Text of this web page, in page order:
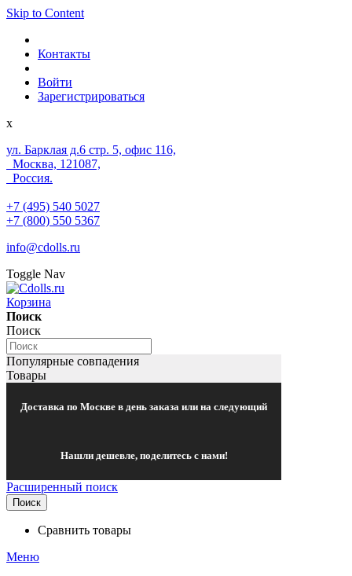
Skip to Content
Контакты
Войти
Зарегистрироваться
x
ул. Барклая д.6 стр. 5, офис 116,
Москва, 121087,
Россия.
+7 (495) 540 5027
+7 (800) 550 5367
info@cdolls.ru
Toggle Nav
Корзина
Поиск
Поиск
Популярные совпадения
Товары
Доставка по Москве в день заказа или на следующий
Нашли дешевле, поделитесь с нами!
Расширенный поиск
Поиск
Сравнить товары
Меню